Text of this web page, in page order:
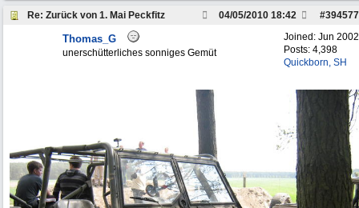
Re: Zurück von 1. Mai Peckfitz #394577
04/05/2010 18:42
Joined: Jun 2002
Posts: 4,398
Quickborn, SH
Thomas_G
unerschütterliches sonniges Gemüt